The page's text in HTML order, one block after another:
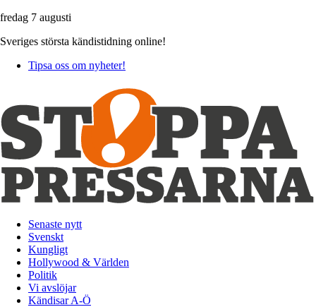
fredag 7 augusti
Sveriges största kändistidning online!
Tipsa oss om nyheter!
Senaste nytt
Svenskt
Kungligt
Hollywood & Världen
Politik
Vi avslöjar
Kändisar A-Ö